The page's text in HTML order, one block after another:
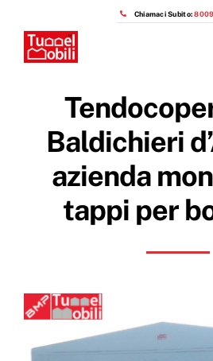
contenuto
Chiamaci Subito:
Prodotti
Azienda
Installazioni
OTTIENI IL PREVENTIVO
Baldichieri
azienda
tappi per